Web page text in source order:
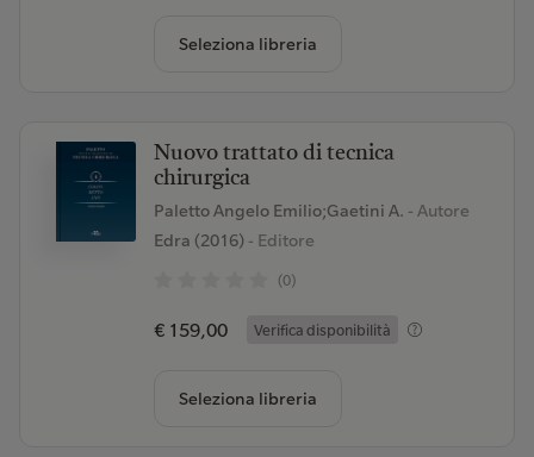
Seleziona libreria
Nuovo trattato di tecnica
chirurgica
Paletto Angelo Emilio;Gaetini A. - Autore
Edra (2016)- Editore
(0)
€ 159,00 Verifica disponibilità
Seleziona libreria